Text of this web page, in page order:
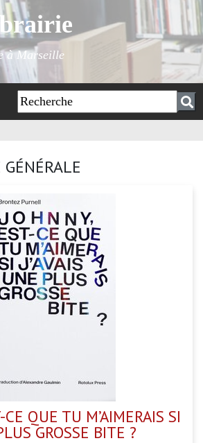
à Marseille
QUE TU M’AIMERAIS SI
GROSSE BITE ?